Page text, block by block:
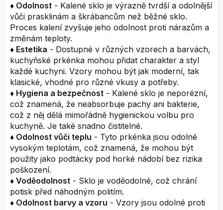
♦ Odolnost - Kalené sklo je výrazně tvrdší a odolnější
vůči prasklinám a škrábancům než běžné sklo.
Proces kalení zvyšuje jeho odolnost proti nárazům a
změnám teploty.
♦ Estetika - Dostupné v různých vzorech a barvách,
kuchyňské prkénka mohou přidat charakter a styl
každé kuchyni. Vzory mohou být jak moderní, tak
klasické, vhodné pro různé vkusy a potřeby.
♦ Hygiena a bezpečnost - Kalené sklo je neporézní,
což znamená, že neabsorbuje pachy ani bakterie,
což z něj dělá mimořádně hygienickou volbu pro
kuchyně. Je také snadno čistitelné.
♦ Odolnost vůči teplu - Tyto prkénka jsou odolné
vysokým teplotám, což znamená, že mohou být
použity jako podtácky pod horké nádobí bez rizika
poškození.
♦ Voděodolnost - Sklo je voděodolné, což chrání
potisk před náhodným politím.
♦ Odolnost barvy a vzoru - Vzory jsou odolné proti